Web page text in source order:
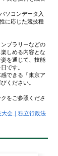
ソコンデータ入
に応じた競技種
プラリーなどの
しめる内容とな
を通じて、技能
です。
できる「東京ア
ください。
をご参照くださ
会｜独立行政法